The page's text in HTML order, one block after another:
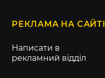
РЕКЛАМА НА САЙТІ
Написати в
рекламний відділ